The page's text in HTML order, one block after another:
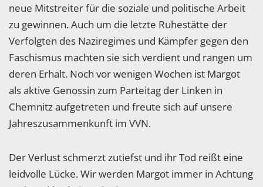
neue Mitstreiter für die soziale und politische Arbeit
zu gewinnen. Auch um die letzte Ruhestätte der
Verfolgten des Naziregimes und Kämpfer gegen den
Faschismus machten sie sich verdient und rangen um
deren Erhalt. Noch vor wenigen Wochen ist Margot
als aktive Genossin zum Parteitag der Linken in
Chemnitz aufgetreten und freute sich auf unsere
Jahreszusammenkunft im VVN.
Der Verlust schmerzt zutiefst und ihr Tod reißt eine
leidvolle Lücke. Wir werden Margot immer in Achtung